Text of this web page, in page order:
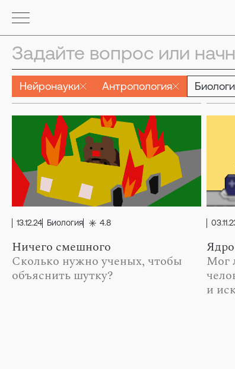
Нейронауки Антропология
13.12.24 Биология 4.8
Ничего смешного
Сколько нужно ученых, чтобы
объяснить шутку?
Мог
и